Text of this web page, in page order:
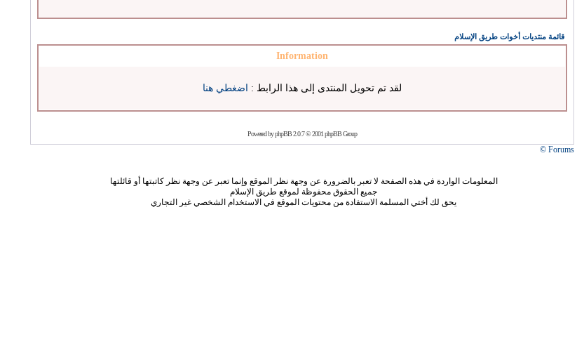
قائمة منتديات أخوات طريق الإسلام
Information
لقد تم تحويل المنتدى إلى هذا الرابط : اضغطي هنا
Powered byphpBB2.0.7 © 2001 phpBB Group
Forums ©
المعلومات الواردة في هذه الصفحة لا تعبر بالضرورة عن وجهة نظر الموقع وإنما تعبر عن وجهة نظر كاتبتها أو قائلتها
جميع الحقوق محفوظة لموقع طريق الإسلام
يحق لك أختي المسلمة الاستفادة من محتويات الموقع في الاستخدام الشخصي غير التجاري